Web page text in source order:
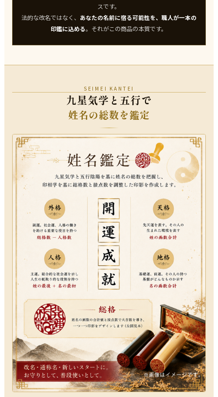
スです。
法的な改名ではなく、 あなたの名前に宿る可能性を、職人が一本の
印鑑に込める。それがこの商品の本質です。
SEIMEI KANTEI
九星気学と五行で
姓名の総数を鑑定